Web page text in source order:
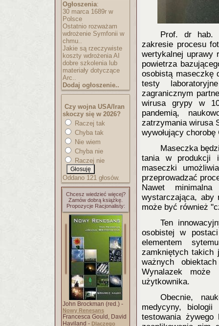
Ogłoszenia:
30 marca 1689r w
Polsce
Ostatnio rozważam
wdrożenie Symfonii w
chmu..
Jakie są rzeczywiste
koszty wdrożenia AI
dobre szkolenia lub
materiały dotyczące
Arc..
Dodaj ogłoszenie..
Czy wojna USA/Iran
skoczy się w 2026?
Raczej tak
Chyba tak
Nie wiem
Chyba nie
Raczej nie
Oddano 121 głosów.
Chcesz wiedzieć więcej?
Zamów dobrą książkę.
Propozycje Racjonalisty:
John Brockman (red.) -
Nowy Renesans
Francesca Gould, David
Haviland - Dlaczego
Prof. dr hab.
zakresie procesu
wertykalnej uprawy
powietrza
osobistą maseczkę
testy
zagranicznym
wirusa grypy w
pandemią,
zatrzymania wirusa
wywołujący
Maseczka
tania w produkcji i
maseczki
przeprowadzać
Nawet
wystarczająca, aby
może być również
Ten
osobistej w
elementem
zamkniętych takich
ważnych obiektach
Wynalazek może
użytkownika.
Obecnie,
medycyny,
testowania żywego